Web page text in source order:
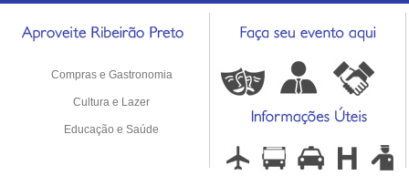
Compras e Gastronomia
Cultura e Lazer
Educação e Saúde